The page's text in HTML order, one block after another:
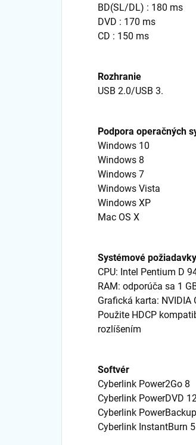
BD(SL/DL) : 180 ms
DVD : 170 ms
CD : 150 ms
Rozhranie
USB 2.0/USB 3.
Podpora operačných
Windows 10
Windows 8
Windows 7
Windows Vista
Windows XP
Mac OS X
Systémové požiadavky
CPU: Intel Pentium D
RAM: odporúča sa 1
Grafická karta: NVIDIA
Použite HDCP
rozlíšením
Softvér
Cyberlink Power2Go 8
Cyberlink PowerDVD
Cyberlink
Cyberlink InstantBurn 5